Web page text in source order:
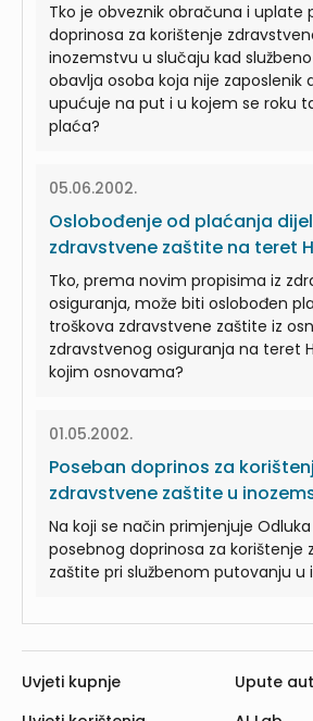
Tko je obveznik obračuna i uplate
doprinosa za korištenje
inozemstvu u slučaju kad
obavlja osoba koja nije zaposlenik
upućuje na put i u kojem se roku
plaća?
05.06.2002.
Oslobođenje od plaćanja
zdravstvene zaštite na teret
Tko, prema novim propisima iz
osiguranja, može biti oslobođen
troškova zdravstvene zaštite iz
zdravstvenog osiguranja na teret
kojim osnovama?
01.05.2002.
Poseban doprinos za
zdravstvene zaštite u
Na koji se način primjenjuje
posebnog doprinosa za korištenje
zaštite pri službenom putovanju u
Uvjeti kupnje
Upute